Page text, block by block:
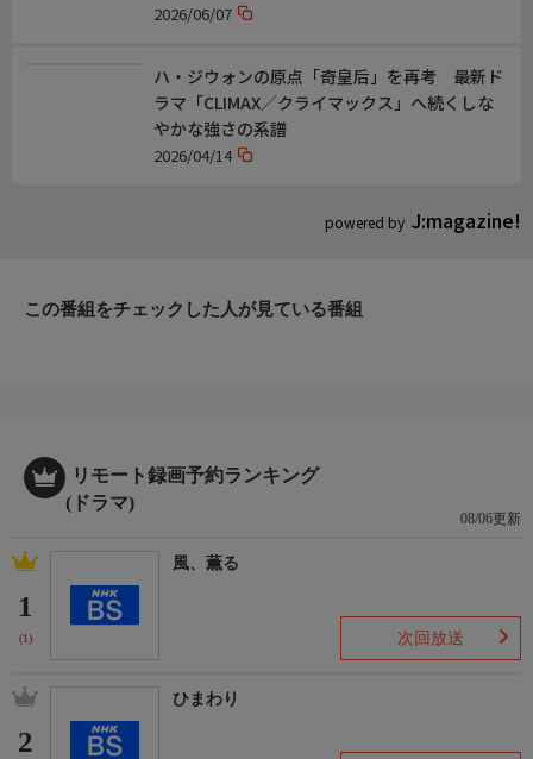
powered by J:magazine!
2026/06/07
ハ・ジウォンの原点「奇皇后」を再考 最新ド
ラマ「CLIMAX／クライマックス」へ続くしな
やかな強さの系譜
2026/04/14
この番組をチェックした人が見ている番組
リモート録画予約ランキング
(ドラマ)
08/06更新
1
(1)
風、薫る
次回放送
2
ひまわり